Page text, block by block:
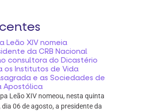
Leão XIV nomeia
da CRB Nacional
consultora do Dicastério
os Institutos de Vida
e as Sociedades de
Apostólica
Leão XIV nomeou, nesta quinta
dia 06 de agosto, a presidente da